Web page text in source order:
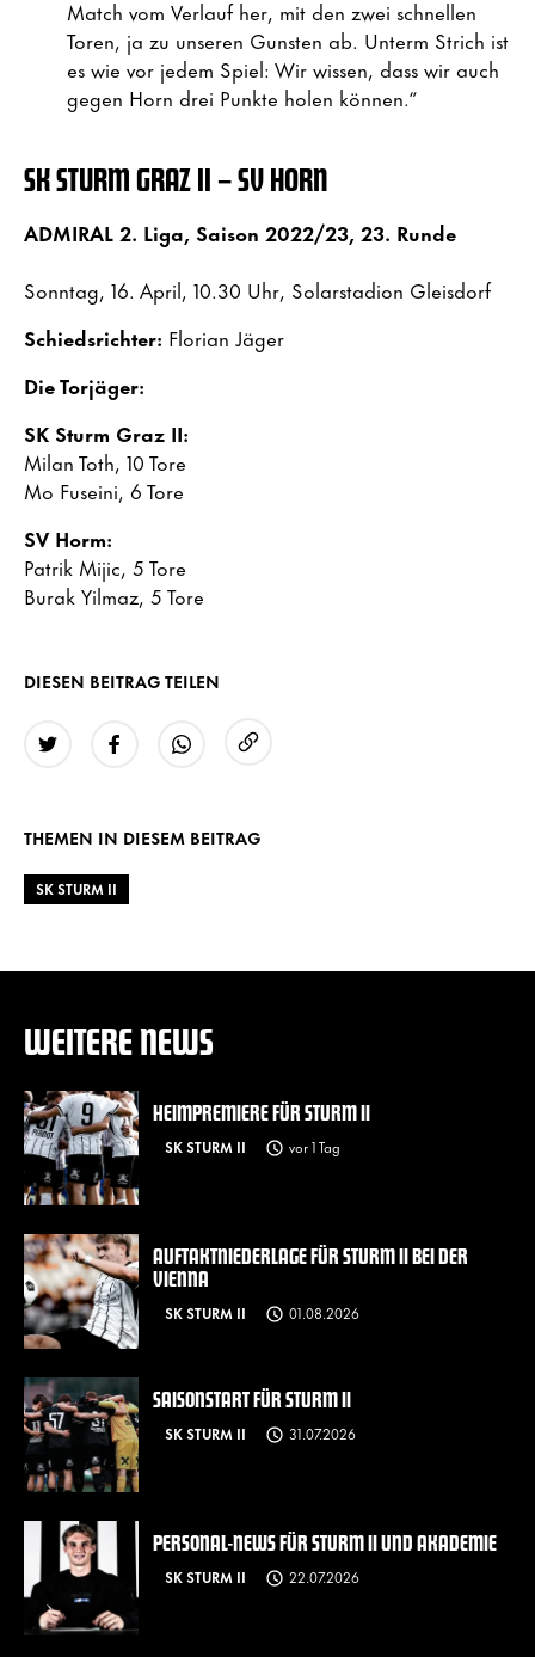
Match vom Verlauf her, mit den zwei schnellen
Toren, ja zu unseren Gunsten ab. Unterm Strich ist
es wie vor jedem Spiel: Wir wissen, dass wir auch
gegen Horn drei Punkte holen können.“
SK STURM GRAZ II – SV HORN
ADMIRAL 2. Liga, Saison 2022/23, 23. Runde
Sonntag, 16. April, 10.30 Uhr, Solarstadion Gleisdorf
Schiedsrichter: Florian Jäger
Die Torjäger:
SK Sturm Graz II:
Milan Toth, 10 Tore
Mo Fuseini, 6 Tore
SV Horm:
Patrik Mijic, 5 Tore
Burak Yilmaz, 5 Tore
DIESEN BEITRAG TEILEN
THEMEN IN DIESEM BEITRAG
SK STURM II
WEITERE NEWS
HEIMPREMIERE FÜR STURM II
SK STURM II vor 1 Tag
AUFTAKTNIEDERLAGE FÜR STURM II BEI DER
VIENNA
SK STURM II 01.08.2026
SAISONSTART FÜR STURM II
SK STURM II 31.07.2026
PERSONAL-NEWS FÜR STURM II UND AKADEMIE
SK STURM II 22.07.2026